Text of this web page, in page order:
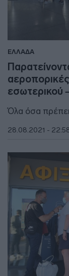
ΕΛΛΑΔΑ
αεροπορικές
εσωτερικού
Όλα όσα
28.08.2021 -